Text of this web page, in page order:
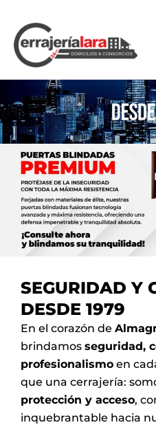
contenido
SEGURIDAD Y
DESDE 1979
En el corazón de
brindamos seguridad,
profesionalismo en
que una cerrajería:
protección y acceso,
inquebrantable hacia